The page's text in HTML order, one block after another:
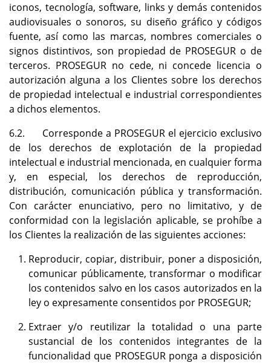
iconos, tecnología, software, links y demás contenidos
audiovisuales o sonoros, su diseño gráfico y códigos
fuente, así como las marcas, nombres comerciales o
signos distintivos, son propiedad de PROSEGUR o de
terceros. PROSEGUR no cede, ni concede licencia o
autorización alguna a los Clientes sobre los derechos
de propiedad intelectual e industrial correspondientes
a dichos elementos.
6.2. Corresponde a PROSEGUR el ejercicio exclusivo
de los derechos de explotación de la propiedad
intelectual e industrial mencionada, en cualquier forma
y, en especial, los derechos de reproducción,
distribución, comunicación pública y transformación.
Con carácter enunciativo, pero no limitativo, y de
conformidad con la legislación aplicable, se prohíbe a
los Clientes la realización de las siguientes acciones:
Reproducir, copiar, distribuir, poner a disposición,
comunicar públicamente, transformar o modificar
los contenidos salvo en los casos autorizados en la
ley o expresamente consentidos por PROSEGUR;
Extraer y/o reutilizar la totalidad o una parte
sustancial de los contenidos integrantes de la
funcionalidad que PROSEGUR ponga a disposición